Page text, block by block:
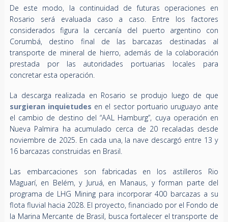
De este modo, la continuidad de futuras operaciones en
Rosario será evaluada caso a caso. Entre los factores
considerados figura la cercanía del puerto argentino con
Corumbá, destino final de las barcazas destinadas al
transporte de mineral de hierro, además de la colaboración
prestada por las autoridades portuarias locales para
concretar esta operación.
La descarga realizada en Rosario se produjo luego de que
surgieran inquietudes en el sector portuario uruguayo ante
el cambio de destino del “AAL Hamburg”, cuya operación en
Nueva Palmira ha acumulado cerca de 20 recaladas desde
noviembre de 2025. En cada una, la nave descargó entre 13 y
16 barcazas construidas en Brasil.
Las embarcaciones son fabricadas en los astilleros Rio
Maguarí, en Belém, y Juruá, en Manaus, y forman parte del
programa de LHG Mining para incorporar 400 barcazas a su
flota fluvial hacia 2028. El proyecto, financiado por el Fondo de
la Marina Mercante de Brasil, busca fortalecer el transporte de